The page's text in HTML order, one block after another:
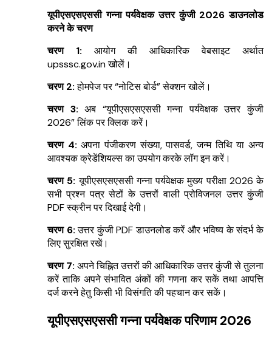
यूपीएसएसएससी गन्ना पर्यवेक्षक उत्तर कुंजी 2026 डाउनलोड
करने के चरण
चरण 1: आयोग की आधिकारिक वेबसाइट अर्थात
upsssc.gov.in खोलें।
चरण 2:होमपेज पर “नोटिस बोर्ड” सेक्शन खोलें।
चरण 3:अब “यूपीएसएसएससी गन्ना पर्यवेक्षक उत्तर कुंजी
2026” लिंक पर क्लिक करें।
चरण 4: अपना पंजीकरण संख्या, पासवर्ड, जन्म तिथि या अन्य
आवश्यक क्रेडेंशियल्स का उपयोग करके लॉग इन करें।
चरण 5:यूपीएसएसएससी गन्ना पर्यवेक्षक मुख्य परीक्षा 2026 के
सभी प्रश्न पत्र सेटों के उत्तरों वाली प्रोविजनल उत्तर कुंजी
PDF स्क्रीन पर दिखाई देगी।
चरण 6:उत्तर कुंजी PDF डाउनलोड करें और भविष्य के संदर्भ के
लिए सुरक्षित रखें।
चरण 7: अपने चिह्नित उत्तरों की आधिकारिक उत्तर कुंजी से तुलना
करें ताकि अपने संभावित अंकों की गणना कर सकें तथा आपत्ति
दर्ज करने हेतु किसी भी विसंगति की पहचान कर सकें।
यूपीएसएसएससी गन्ना पर्यवेक्षक परिणाम 2026